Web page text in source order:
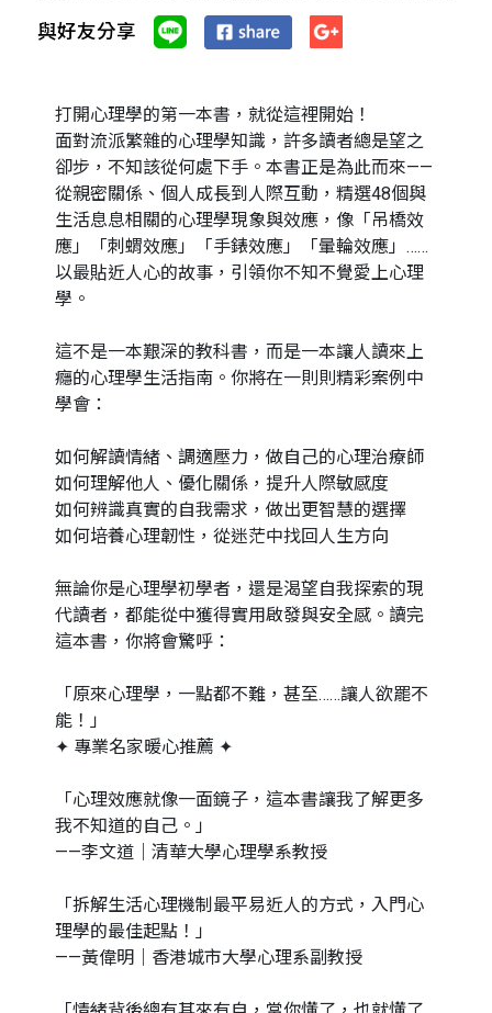
與好友分享
打開心理學的第一本書，就從這裡開始！
面對流派繁雜的心理學知識，許多讀者總是望之
卻步，不知該從何處下手。本書正是為此而來——
從親密關係、個人成長到人際互動，精選48個與
生活息息相關的心理學現象與效應，像「吊橋效
應」「刺蝟效應」「手錶效應」「暈輪效應」……
以最貼近人心的故事，引領你不知不覺愛上心理
學。
這不是一本艱深的教科書，而是一本讓人讀來上
癮的心理學生活指南。你將在一則則精彩案例中
學會：
如何解讀情緒、調適壓力，做自己的心理治療師
如何理解他人、優化關係，提升人際敏感度
如何辨識真實的自我需求，做出更智慧的選擇
如何培養心理韌性，從迷茫中找回人生方向
無論你是心理學初學者，還是渴望自我探索的現
代讀者，都能從中獲得實用啟發與安全感。讀完
這本書，你將會驚呼：
「原來心理學，一點都不難，甚至……讓人欲罷不
能！」
✦ 專業名家暖心推薦 ✦
「心理效應就像一面鏡子，這本書讓我了解更多
我不知道的自己。」
——李文道｜清華大學心理學系教授
「拆解生活心理機制最平易近人的方式，入門心
理學的最佳起點！」
——黃偉明｜香港城市大學心理系副教授